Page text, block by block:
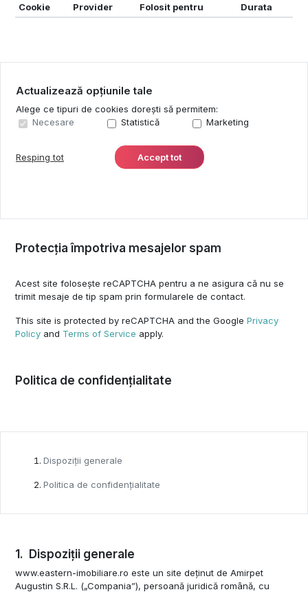
Cookie Provider Folosit pentru Durata
Actualizează opțiunile tale
Alege ce tipuri de cookies dorești să permitem:
Necesare
Statistică Marketing
Resping tot Accept tot
Protecția împotriva mesajelor spam
Acest site folosește reCAPTCHA pentru a ne asigura că nu se
trimit mesaje de tip spam prin formularele de contact.
This site is protected by reCAPTCHA and the Google Privacy
Policy and Terms of Service apply.
Politica de confidențialitate
Dispoziții generale
Politica de confidențialitate
Dispoziții generale
www.eastern-imobiliare.ro este un site deținut de Amirpet
Augustin S.R.L. („Compania”), persoană juridică română, cu